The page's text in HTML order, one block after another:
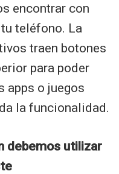
encontrar con
teléfono. La
traen botones
para poder
apps o juegos
la funcionalidad.
debemos utilizar